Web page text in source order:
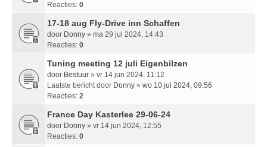
Reacties: 0
17-18 aug Fly-Drive inn Schaffen
door Donny » ma 29 jul 2024, 14:43
Reacties: 0
Tuning meeting 12 juli Eigenbilzen
door Bestuur » vr 14 jun 2024, 11:12
Laatste bericht door Donny » wo 10 jul 2024, 09:56
Reacties: 2
France Day Kasterlee 29-06-24
door Donny » vr 14 jun 2024, 12:55
Reacties: 0